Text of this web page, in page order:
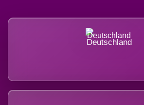
Deutschland